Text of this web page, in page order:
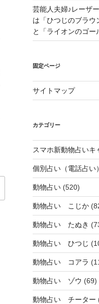
芸能人夫婦♪レーザ
は「ひつじのブラウ
と「ライオンのゴー
固定ページ
サイトマップ
カテゴリー
スマホ新動物占いキ
個別占い（電話占い）
動物占い(520)
動物占い こじか
動物占い たぬき
動物占い ひつじ
動物占い コアラ
動物占い ゾウ (69)
動物占い チーター